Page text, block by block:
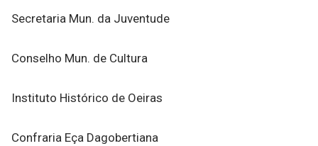
Secretaria Mun. da Juventude
Conselho Mun. de Cultura
Instituto Histórico de Oeiras
Confraria Eça Dagobertiana